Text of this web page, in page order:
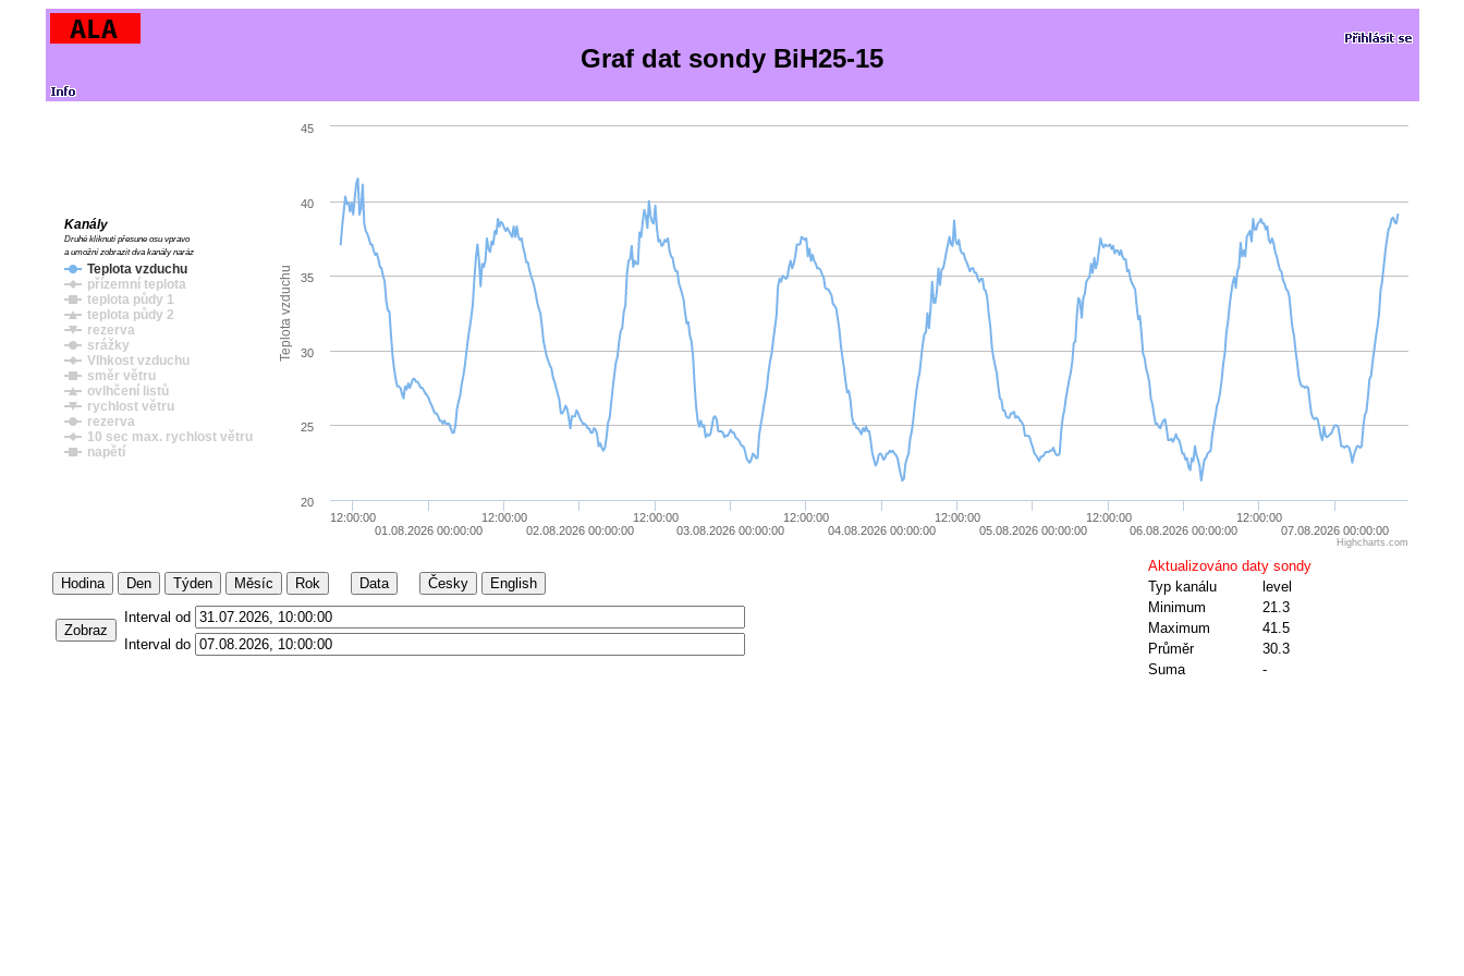
Graf dat sondy BiH25-15
Teplota vzduchu
Teplota vzduchu
přízemní teplota
teplota půdy 1
teplota půdy 2
rezerva
srážky
Vlhkost vzduchu
směr větru
ovlhčení listů
rychlost větru
rezerva
10 sec max. rychlost větru
napětí
Kanály
Druhé kliknutí přesune osu vpravo
a umožní zobrazit dva kanály naráz
12:00:00
01.08.2026 00:00:00
12:00:00
02.08.2026 00:00:00
12:00:00
03.08.2026 00:00:00
12:00:00
04.08.2026 00:00:00
12:00:00
05.08.2026 00:00:00
12:00:00
06.08.2026 00:00:00
12:00:00
07.08.2026 00:00:00
20
25
30
35
40
45
Highcharts.com
Hodina Den Týden Měsíc Rok Data Česky English
Zobraz
Interval od
Interval do
Aktualizováno daty sondy
Typ kanálu
level
Minimum
21.3
Maximum
41.5
Průměr
30.3
Suma
-